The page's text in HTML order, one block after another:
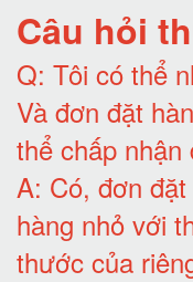
Câu hỏi
Q: Tôi có thể
Và đơn đặt
thể chấp
A: Có, đơn
hàng nhỏ với
thước của